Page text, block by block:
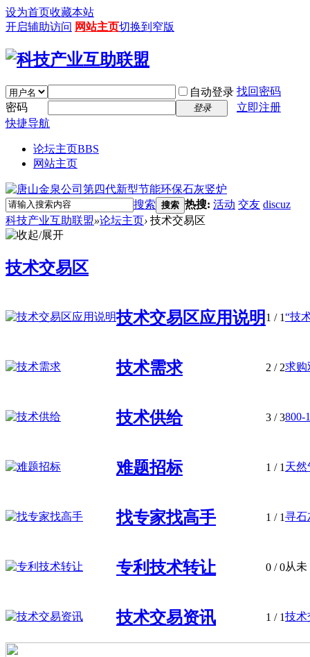
设为首页收藏本站
开启辅助访问 网站主页切换到窄版
自动登录 找回密码
密码
登录
立即注册
快捷导航
论坛主页BBS
网站主页
搜索 搜索 热搜: 活动 交友 discuz
科技产业互助联盟»论坛主页› 技术交易区
技术交易区
技术交易区应用说明 1 / 1“技
技术需求 2 / 2求购
技术供给 3 / 3800-
难题招标 1 / 1 天然
找专家找高手 1 / 1寻石
专利技术转让 0 / 0从未
技术交易资讯 1 / 1技术